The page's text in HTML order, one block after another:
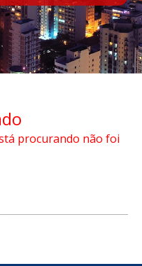
procurando não foi